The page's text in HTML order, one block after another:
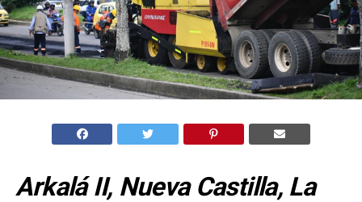
Arkalá II, Nueva Castilla, La